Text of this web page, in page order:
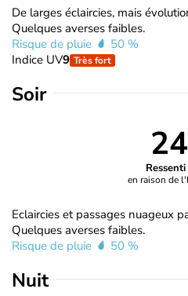
De larges éclaircies, mais
Quelques averses faibles.
Risque de pluie
50 %
Indice UV9 Très fort
Soir
en raison de
Eclaircies et passages nuageux
Quelques averses faibles.
Risque de pluie
50 %
Nuit